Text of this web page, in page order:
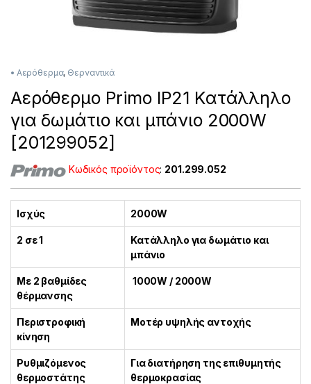
• Αερόθερμα, Θερναντικά
Αερόθερμο Primo IP21 Κατάλληλο
για δωμάτιο και μπάνιο 2000W
[201299052]
Κωδικός προϊόντος: 201.299.052
Ισχύς 2000W
2 σε 1
Κατάλληλο για δωμάτιο και
μπάνιο
Με 2 βαθμίδες
θέρμανσης
1000W / 2000W
Περιστροφική
κίνηση
Μοτέρ υψηλής αντοχής
Ρυθμιζόμενος
θερμοστάτης
Για διατήρηση της επιθυμητής
θερμοκρασίας